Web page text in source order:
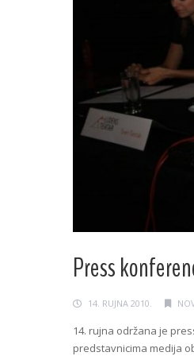
Press
14. RUJNA 2010.
14. rujna održana je
predstavnicima medija